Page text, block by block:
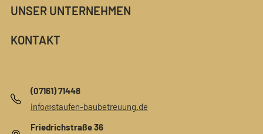
UNSER UNTERNEHMEN
KONTAKT
(07161) 71448
info@staufen-baubetreuung.de
Friedrichstraße 36